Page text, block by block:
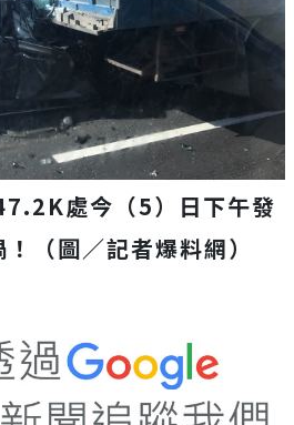
處今（5）日下午發
（圖／記者爆料網）